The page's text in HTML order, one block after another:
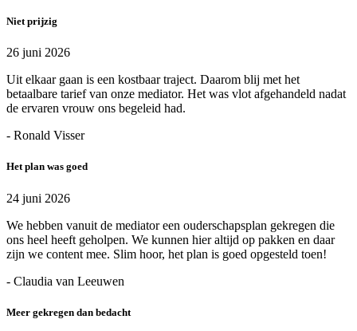
Niet prijzig
26 juni 2026
Uit elkaar gaan is een kostbaar traject. Daarom blij met het
betaalbare tarief van onze mediator. Het was vlot afgehandeld nadat
de ervaren vrouw ons begeleid had.
- Ronald Visser
Het plan was goed
24 juni 2026
We hebben vanuit de mediator een ouderschapsplan gekregen die
ons heel heeft geholpen. We kunnen hier altijd op pakken en daar
zijn we content mee. Slim hoor, het plan is goed opgesteld toen!
- Claudia van Leeuwen
Meer gekregen dan bedacht